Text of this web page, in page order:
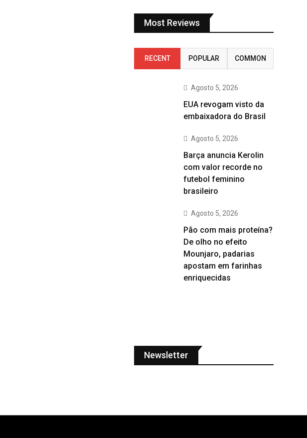
Most Reviews
RECENT POPULAR COMMON
Agosto 5, 2026
EUA revogam visto da
embaixadora do Brasil
Agosto 5, 2026
Barça anuncia Kerolin
com valor recorde no
futebol feminino
brasileiro
Agosto 5, 2026
Pão com mais proteína?
De olho no efeito
Mounjaro, padarias
apostam em farinhas
enriquecidas
Newsletter